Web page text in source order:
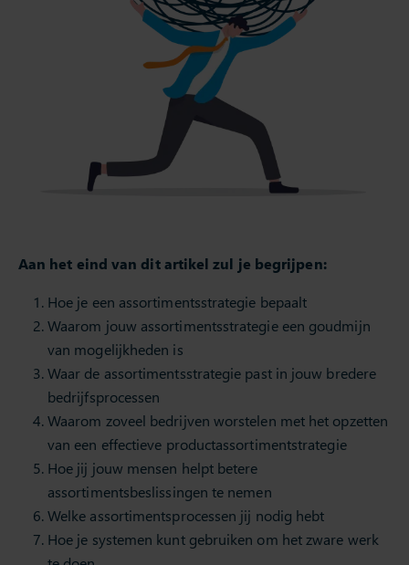
Aan het eind van dit artikel zul je begrijpen:
Hoe je een assortimentsstrategie bepaalt
Waarom jouw assortimentsstrategie een goudmijn
van mogelijkheden is
Waar de assortimentsstrategie past in jouw bredere
bedrijfsprocessen
Waarom zoveel bedrijven worstelen met het opzetten
van een effectieve productassortimentstrategie
Hoe jij jouw mensen helpt betere
assortimentsbeslissingen te nemen
Welke assortimentsprocessen jij nodig hebt
Hoe je systemen kunt gebruiken om het zware werk